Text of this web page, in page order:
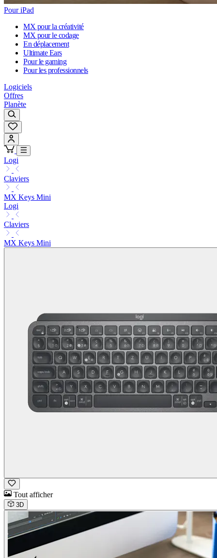
Pour iPad
MX pour la créativité
MX pour le codage
En déplacement
Ultimate Ears
Pour le gaming
Pour les professionnels
Logiciels
Offres
Planète
Logi
Claviers
MX Keys Mini
Logi
Claviers
MX Keys Mini
Tout afficher
3D